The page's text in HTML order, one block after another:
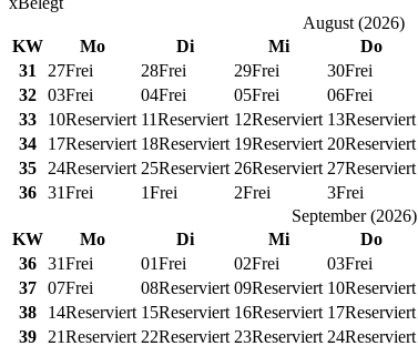
August (2026)
KW
Mo Di Mi Do
31
27Frei 28Frei 29Frei 30Frei
32 03Frei 04Frei 05Frei 06Frei
33
10Reserviert 11Reserviert 12Reserviert 13Reserviert
34
17Reserviert 18Reserviert 19Reserviert 20Reserviert
35
24Reserviert 25Reserviert 26Reserviert 27Reserviert
36 31Frei 1Frei 2Frei 3Frei
September(2026)
KW
Mo Di Mi Do
36 31Frei 01Frei 02Frei 03Frei
37 07Frei 08Reserviert 09Reserviert 10Reserviert
38
14Reserviert 15Reserviert 16Reserviert 17Reserviert
39
21Reserviert 22Reserviert 23Reserviert 24Reserviert